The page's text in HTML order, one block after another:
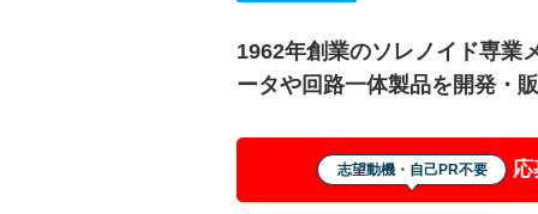
1962年創業のソレノイド専業
ータや回路一体製品を開発・
志望動機・自己PR不要